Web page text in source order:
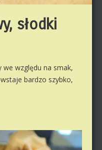
słodki
we względu na smak,
bardzo szybko,